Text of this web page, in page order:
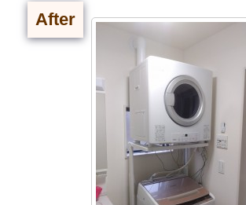
After